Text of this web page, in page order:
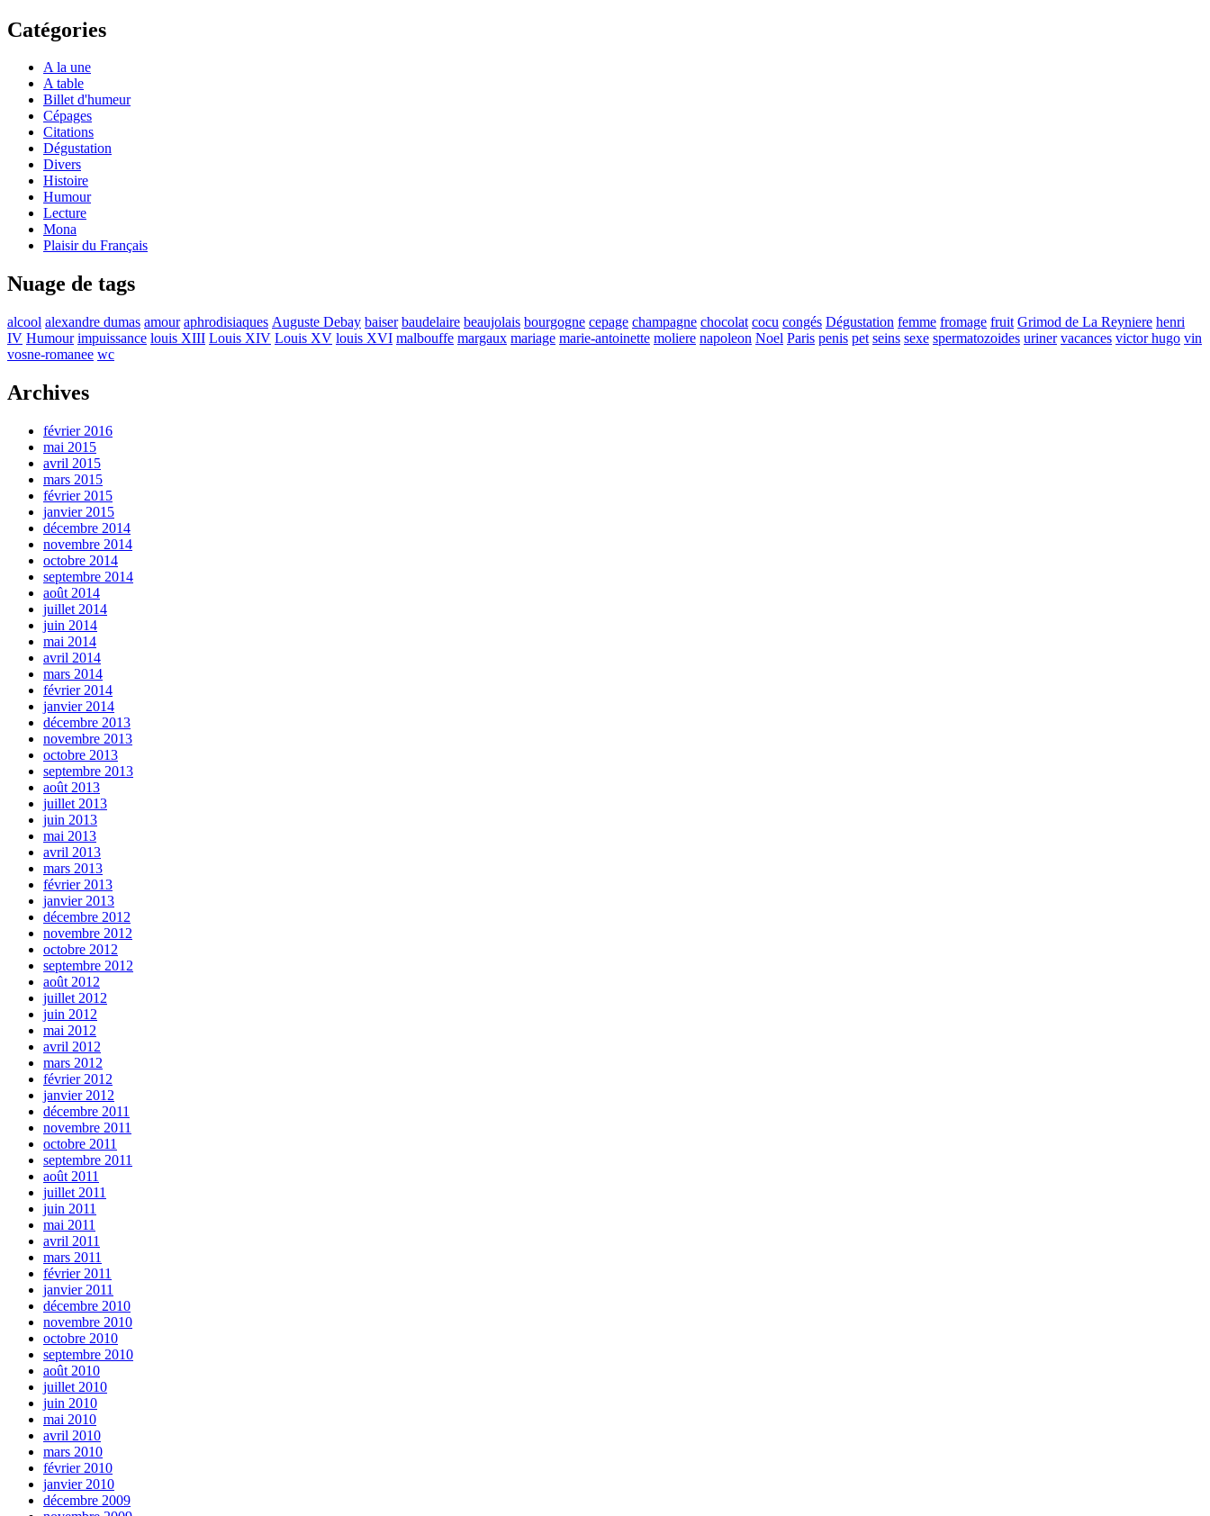
Catégories
A la une
A table
Billet d'humeur
Cépages
Citations
Dégustation
Divers
Histoire
Humour
Lecture
Mona
Plaisir du Français
Nuage de tags
alcool alexandre dumas amour aphrodisiaques Auguste Debay baiser baudelaire beaujolais bourgogne cepage champagne chocolat cocu congés Dégustation femme fromage fruit Grimod de La Reyniere henri
IV Humour impuissance louis XIII Louis XIV Louis XV louis XVI malbouffe margaux mariage marie-antoinette moliere napoleon Noel Paris penis pet seins sexe spermatozoides uriner vacances victor hugo vin
vosne-romanee wc
Archives
février 2016
mai 2015
avril 2015
mars 2015
février 2015
janvier 2015
décembre 2014
novembre 2014
octobre 2014
septembre 2014
août 2014
juillet 2014
juin 2014
mai 2014
avril 2014
mars 2014
février 2014
janvier 2014
décembre 2013
novembre 2013
octobre 2013
septembre 2013
août 2013
juillet 2013
juin 2013
mai 2013
avril 2013
mars 2013
février 2013
janvier 2013
décembre 2012
novembre 2012
octobre 2012
septembre 2012
août 2012
juillet 2012
juin 2012
mai 2012
avril 2012
mars 2012
février 2012
janvier 2012
décembre 2011
novembre 2011
octobre 2011
septembre 2011
août 2011
juillet 2011
juin 2011
mai 2011
avril 2011
mars 2011
février 2011
janvier 2011
décembre 2010
novembre 2010
octobre 2010
septembre 2010
août 2010
juillet 2010
juin 2010
mai 2010
avril 2010
mars 2010
février 2010
janvier 2010
décembre 2009